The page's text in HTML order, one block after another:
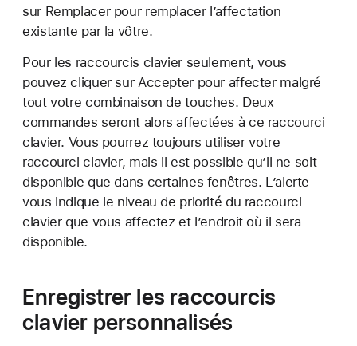
sur Remplacer pour remplacer l’affectation
existante par la vôtre.
Pour les raccourcis clavier seulement, vous
pouvez cliquer sur Accepter pour affecter malgré
tout votre combinaison de touches. Deux
commandes seront alors affectées à ce raccourci
clavier. Vous pourrez toujours utiliser votre
raccourci clavier, mais il est possible qu’il ne soit
disponible que dans certaines fenêtres. L’alerte
vous indique le niveau de priorité du raccourci
clavier que vous affectez et l’endroit où il sera
disponible.
Enregistrer les raccourcis
clavier personnalisés